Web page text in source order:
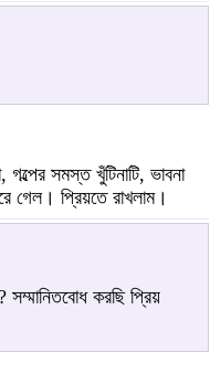
সমস্ত খুঁটিনাটি, ভাবনা
গেল। প্রিয়তে রাখলাম।
করছি প্রিয়